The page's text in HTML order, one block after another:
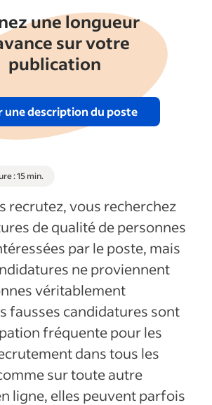
candidatures et protéger
Indeed
Afficher plus
une longueur
sur votre
publication
une description du poste
: 15 min.
recrutez, vous recherchez
de qualité de personnes
par le poste, mais
ne proviennent
véritablement
fausses candidatures sont
fréquente pour les
dans tous les
sur toute autre
ligne, elles peuvent parfois